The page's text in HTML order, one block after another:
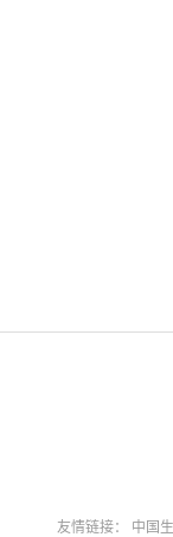
友情链接：
中国